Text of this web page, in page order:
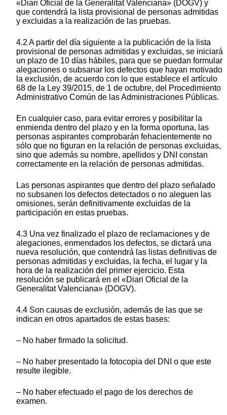
«Diari Oficial de la Generalitat Valenciana» (DOGV) y
que contendrá la lista provisional de personas admitidas
y excluidas a la realización de las pruebas.
4.2 A partir del día siguiente a la publicación de la lista
provisional de personas admitidas y excluidas, se iniciará
un plazo de 10 días hábiles, para que se puedan formular
alegaciones o subsanar los defectos que hayan motivado
la exclusión, de acuerdo con lo que establece el artículo
68 de la Ley 39/2015, de 1 de octubre, del Procedimiento
Administrativo Común de las Administraciones Públicas.
En cualquier caso, para evitar errores y posibilitar la
enmienda dentro del plazo y en la forma oportuna, las
personas aspirantes comprobarán fehacientemente no
sólo que no figuran en la relación de personas excluidas,
sino que además su nombre, apellidos y DNI constan
correctamente en la relación de personas admitidas.
Las personas aspirantes que dentro del plazo señalado
no subsanen los defectos detectados o no aleguen las
omisiones, serán definitivamente excluidas de la
participación en estas pruebas.
4.3 Una vez finalizado el plazo de reclamaciones y de
alegaciones, enmendados los defectos, se dictará una
nueva resolución, que contendrá las listas definitivas de
personas admitidas y excluidas, la fecha, el lugar y la
hora de la realización del primer ejercicio. Esta
resolución se publicará en el «Diari Oficial de la
Generalitat Valenciana» (DOGV).
4.4 Son causas de exclusión, además de las que se
indican en otros apartados de estas bases:
– No haber firmado la solicitud.
– No haber presentado la fotocopia del DNI o que este
resulte ilegible.
– No haber efectuado el pago de los derechos de
examen.